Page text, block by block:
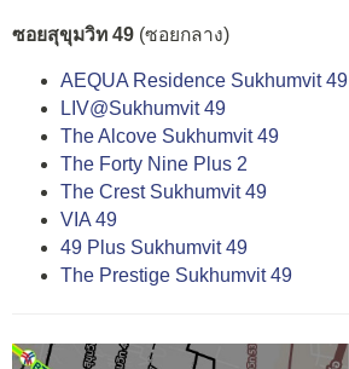
ซอยสุขุมวิท 49 (ซอยกลาง)
AEQUA Residence Sukhumvit 49
LIV@Sukhumvit 49
The Alcove Sukhumvit 49
The Forty Nine Plus 2
The Crest Sukhumvit 49
VIA 49
49 Plus Sukhumvit 49
The Prestige Sukhumvit 49